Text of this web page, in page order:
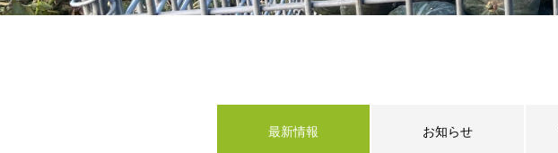
最新情報 お知らせ